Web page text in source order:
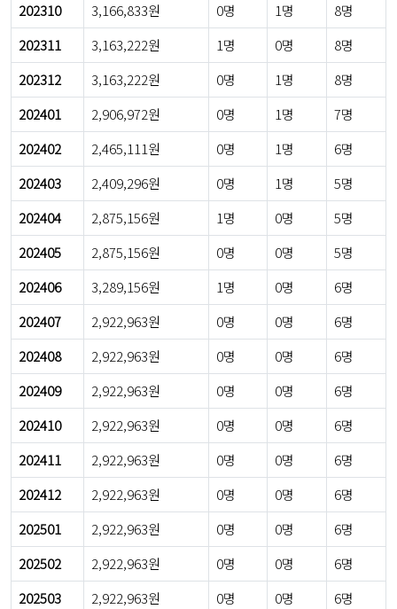
202310
3,166,833원 0명 1명
8명
202311
3,163,222원 1명 0명
8명
202312
3,163,222원 0명 1명
8명
202401
2,906,972원 0명 1명
7명
202402
2,465,111원 0명 1명
6명
202403
2,409,296원 0명 1명
5명
202404
2,875,156원 1명 0명
5명
202405
2,875,156원 0명 0명
5명
202406
3,289,156원 1명 0명
6명
202407
2,922,963원 0명 0명
6명
202408
2,922,963원 0명 0명
6명
202409
2,922,963원 0명 0명
6명
202410
2,922,963원 0명 0명
6명
202411
2,922,963원 0명 0명
6명
202412
2,922,963원 0명 0명
6명
202501
2,922,963원 0명 0명
6명
202502
2,922,963원 0명 0명
6명
202503
2,922,963원 0명 0명 6명